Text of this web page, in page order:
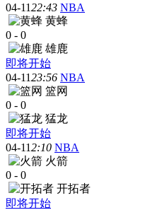
04-1122:43 NBA
黄蜂
0 - 0
雄鹿
即将开始
04-1123:56 NBA
篮网
0 - 0
猛龙
即将开始
04-112:10 NBA
火箭
0 - 0
开拓者
即将开始